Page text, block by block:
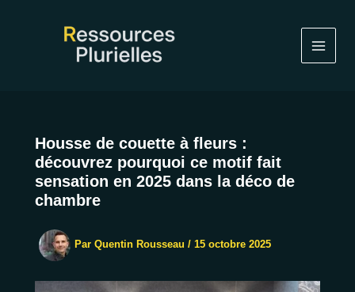
Housse de couette à fleurs :
découvrez pourquoi ce motif fait
sensation en 2025 dans la déco de
chambre
Par Quentin Rousseau / 15 octobre 2025